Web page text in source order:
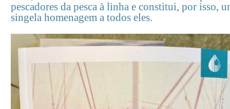
pescadores da pesca à linha e constitui, por isso,
singela homenagem a todos eles.